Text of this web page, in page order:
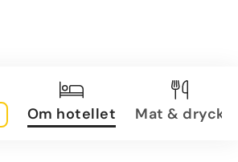
Om hotellet Mat & dryck